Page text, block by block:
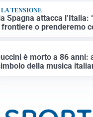
TENSIONE
Spagna attacca l’Italia:
o prenderemo
è morto a 86 anni:
della musica